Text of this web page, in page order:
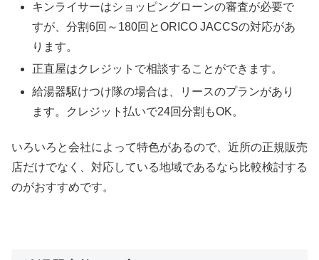
キンライサーはショッピングローンの審査が必要で
すが、分割6回～180回とORICO JACCSの対応があ
ります。
正直屋はクレジットで相談することができます。
給湯器駆けつけ隊の場合は、リースのプランがあり
ます。クレジット払いで24回分割もOK。
いろいろと会社によって特色があるので、近所の正規販売
店だけでなく、対応している地域であるなら比較検討する
のがおすすめです。